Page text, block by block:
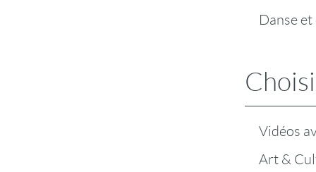
Danse
Vidéos
Art &